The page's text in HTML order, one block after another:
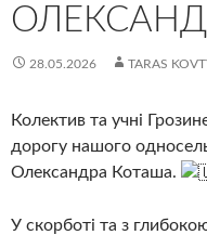
28.05.2026 TARAS
Колектив та учні
дорогу нашого
Олександра Коташа.
У скорботі та з